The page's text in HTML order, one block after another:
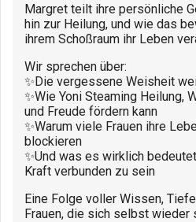
Margret teilt ihre persönliche
hin zur Heilung, und wie das
ihrem Schoßraum ihr Leben
Wir sprechen über:
✨Die vergessene Weisheit
✨Wie Yoni Steaming Heilung,
und Freude fördern kann
✨Warum viele Frauen ihre
blockieren
✨Und was es wirklich
Kraft verbunden zu sein
Eine Folge voller Wissen,
Frauen, die sich selbst wieder